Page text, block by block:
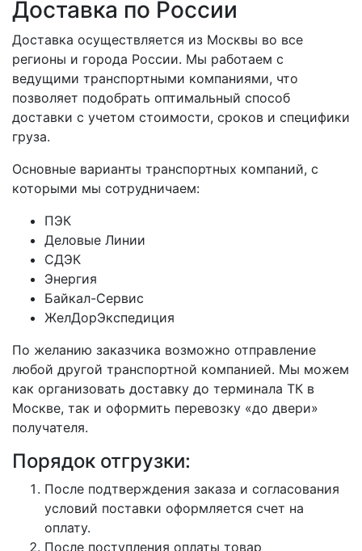
Доставка по России
Доставка осуществляется из Москвы во все
регионы и города России. Мы работаем с
ведущими транспортными компаниями, что
позволяет подобрать оптимальный способ
доставки с учетом стоимости, сроков и специфики
груза.
Основные варианты транспортных компаний, с
которыми мы сотрудничаем:
ПЭК
Деловые Линии
СДЭК
Энергия
Байкал-Сервис
ЖелДорЭкспедиция
По желанию заказчика возможно отправление
любой другой транспортной компанией. Мы можем
как организовать доставку до терминала ТК в
Москве, так и оформить перевозку «до двери»
получателя.
Порядок отгрузки:
После подтверждения заказа и согласования
условий поставки оформляется счет на
оплату.
После поступления оплаты товар